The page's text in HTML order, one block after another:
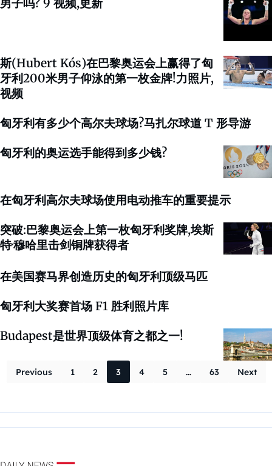
男子吗? 9 视频,更新
斯(Hubert Kós)在巴黎奥运会上赢得了匈
牙利200米男子仰泳的第一枚金牌!力照片,
视频
匈牙利有多少个高尔夫球场?马扎尔球道 T 形导游
匈牙利的奥运选手能得到多少钱?
在匈牙利高尔夫球场使用电动推车的重要提示
突破:巴黎奥运会上第一枚匈牙利奖牌,埃斯
特·穆哈里击剑铜牌获得者
在美国赛马界创造历史的匈牙利顶级马匹
匈牙利大奖赛首场 F1 胜利照片库
Budapest是世界顶级体育之都之一!
Posts
Previous 1 2 3 4 5 … 63 Next